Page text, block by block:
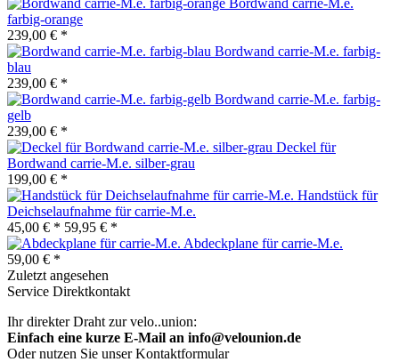
farbig-orange
239,00 € *
Bordwand carrie-M.e. farbig-
blau
239,00 € *
Bordwand carrie-M.e. farbig-
gelb
239,00 € *
Deckel für
Bordwand carrie-M.e. silber-grau
199,00 € *
Handstück für
Deichselaufnahme für carrie-M.e.
45,00 € * 59,95 € *
Abdeckplane für carrie-M.e.
59,00 € *
Zuletzt angesehen
Service Direktkontakt
Ihr direkter Draht zur velo..union:
Einfach eine kurze E-Mail an info@velounion.de
Oder nutzen Sie unser Kontaktformular